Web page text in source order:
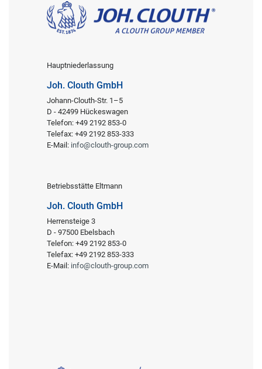
Hauptniederlassung
Joh. Clouth GmbH
Johann-Clouth-Str. 1–5
D - 42499 Hückeswagen
Telefon: +49 2192 853-0
Telefax: +49 2192 853-333
E-Mail: info@clouth-group.com
Betriebsstätte Eltmann
Joh. Clouth GmbH
Herrensteige 3
D - 97500 Ebelsbach
Telefon: +49 2192 853-0
Telefax: +49 2192 853-333
E-Mail: info@clouth-group.com